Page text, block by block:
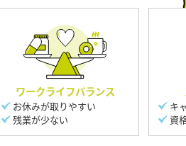
ワークライフバランス
お休みが取りやすい
残業が少ない
キ
資